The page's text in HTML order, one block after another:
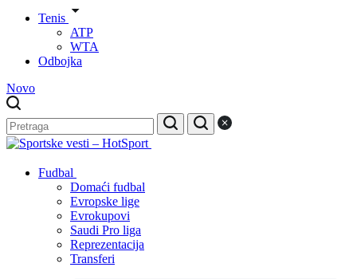
Tenis
ATP
WTA
Odbojka
Novo
Fudbal
Domaći fudbal
Evropske lige
Evrokupovi
Saudi Pro liga
Reprezentacija
Transferi